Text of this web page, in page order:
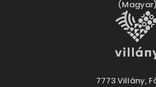
(Magyar)
7773 Villány,